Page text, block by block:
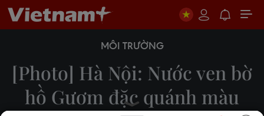
MÔI TRƯỜNG
[Photo] Hà Nội: Nước ven bờ
hồ Gươm đặc quánh màu